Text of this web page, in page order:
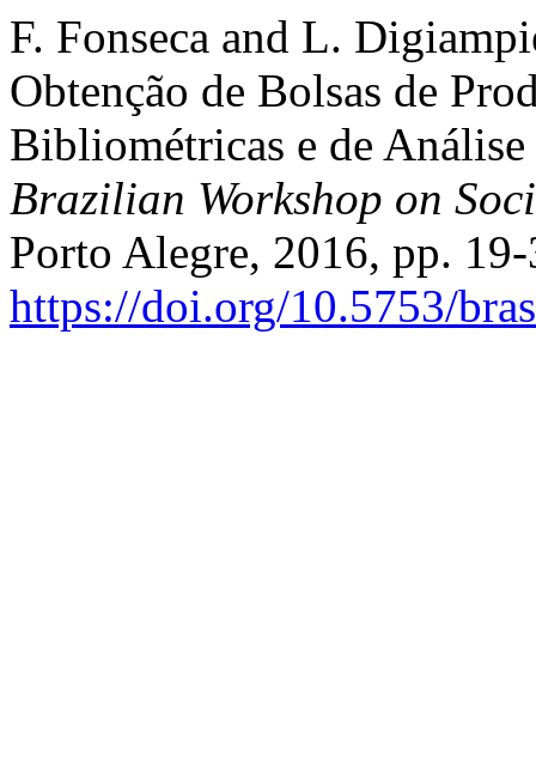
F. Fonseca and L.
Obtenção de Bolsas de
Bibliométricas e de
Brazilian Workshop on
Porto Alegre, 2016, pp.
https://doi.org/10.5753/